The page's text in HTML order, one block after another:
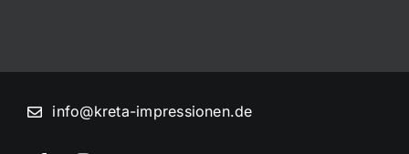
info@kreta-impressionen.de